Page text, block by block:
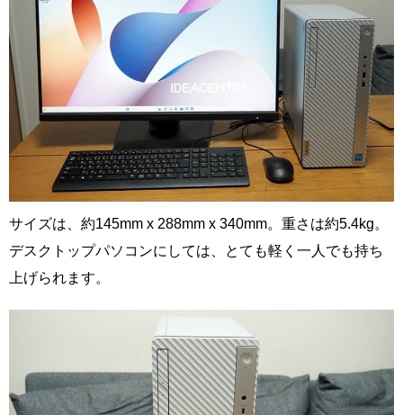
サイズは、約145mm x 288mm x 340mm。重さは約5.4kg。
デスクトップパソコンにしては、とても軽く一人でも持ち
上げられます。